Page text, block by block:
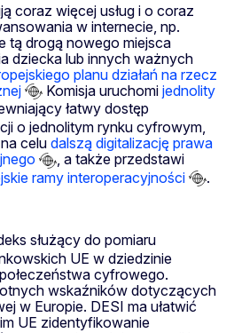
coraz więcej usług i o coraz
w internecie, np.
tą drogą nowego miejsca
dziecka lub innych ważnych
planu działań na rzecz
Komisja uruchomi jednolity
łatwy dostęp
o jednolitym rynku cyfrowym,
celudalszą digitalizację prawa
, a także przedstawi
ramy interoperacyjności
.
służący do pomiaru
UE w dziedzinie
cyfrowego.
wskaźników dotyczących
w Europie. DESI ma ułatwić
UE zidentyfikowanie